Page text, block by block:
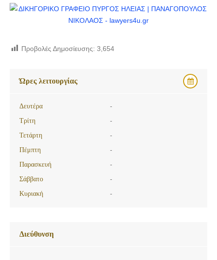
Προβολές Δημοσίευσης: 3,654
Ώρες λειτουργίας
Δευτέρα
-
Τρίτη
-
Τετάρτη
-
Πέμπτη
-
Παρασκευή
-
Σάββατο
-
Κυριακή
-
Διεύθυνση